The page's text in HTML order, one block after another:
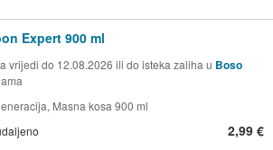
Expert 900 ml
vrijedi do 12.08.2026 ili do isteka zaliha u Boso
Masna kosa 900 ml
2,99 €